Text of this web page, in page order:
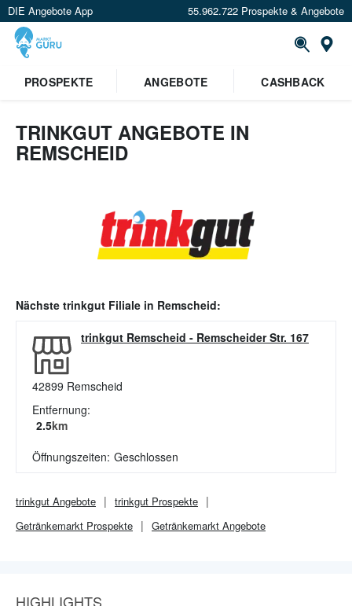
DIE Angebote App 55.962.722 Prospekte & Angebote
PROSPEKTE
ANGEBOTE CASHBACK
TRINKGUT ANGEBOTE IN
REMSCHEID
Nächste trinkgut Filiale in Remscheid:
trinkgut Remscheid - Remscheider Str. 167
42899 Remscheid
Entfernung:
2.5km
Öffnungszeiten: Geschlossen
trinkgut Angebote trinkgut Prospekte
Getränkemarkt Prospekte Getränkemarkt Angebote
HIGHLIGHTS